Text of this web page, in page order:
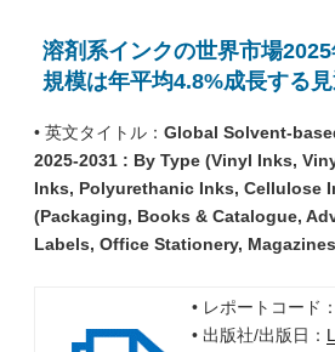
溶剤系インクの世界市場
規模は年平均4.8%成長する
• 英文タイトル： Global Solvent-
2025-2031 : By Type (Vinyl Inks,
Inks, Polyurethanic Inks, Cellulose
(Packaging, Books & Catalogue,
Labels, Office Stationery,
• レポートコード
• 出版社/出版日：